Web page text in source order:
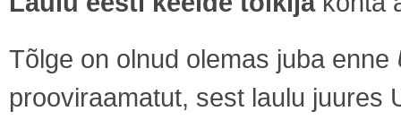
Tõlge on olnud olemas juba enne
prooviraamatut, sest laulu juures